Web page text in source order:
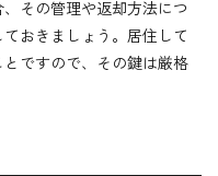
その管理や返却方法につ
おきましょう。居住して
ですので、その鍵は厳格